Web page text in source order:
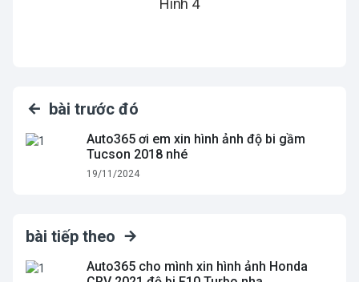
Hình 4
bài trước đó
Auto365 ơi em xin hình ảnh độ bi gầm
Tucson 2018 nhé
19/11/2024
bài tiếp theo
Auto365 cho mình xin hình ảnh Honda